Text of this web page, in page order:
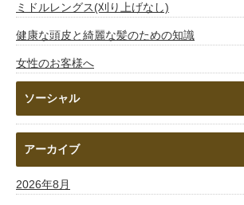
ミドルレングス(刈り上げなし)
健康な頭皮と綺麗な髪のための知識
女性のお客様へ
ソーシャル
アーカイブ
2026年8月